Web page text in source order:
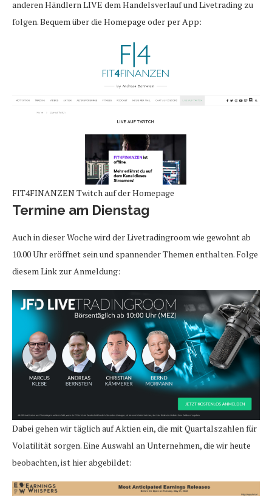
anderen Händlern LIVE dem Handelsverlauf und Livetrading zu
folgen. Bequem über die Homepage oder per App:
FIT4FINANZEN Twitch auf der Homepage
Termine am Dienstag
Auch in dieser Woche wird der Livetradingroom wie gewohnt ab
10.00 Uhr eröffnet sein und spannender Themen enthalten. Folge
diesem Link zur Anmeldung:
Dabei gehen wir täglich auf Aktien ein, die mit Quartalszahlen für
Volatilität sorgen. Eine Auswahl an Unternehmen, die wir heute
beobachten, ist hier abgebildet: